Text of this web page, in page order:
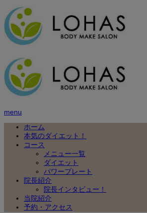
menu
ホーム
本気のダイエット！
コース
メニュー一覧
ダイエット
パワープレート
院長紹介
院長インタビュー！
当院紹介
予約・アクセス